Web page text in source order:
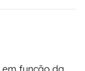
função da